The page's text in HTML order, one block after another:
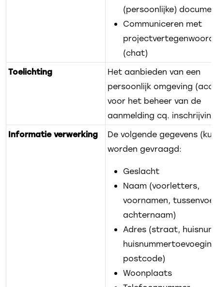
(persoonlijke)
Communiceren met
(chat)
Toelichting
Het aanbieden van een
persoonlijk omgeving
voor het beheer van de
aanmelding cq.
Informatie verwerking
De volgende gegevens
worden gevraagd:
Geslacht
Naam (voorletters,
voornamen,
achternaam)
Adres (straat,
postcode)
Woonplaats